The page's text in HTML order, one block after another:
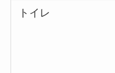
トイレ